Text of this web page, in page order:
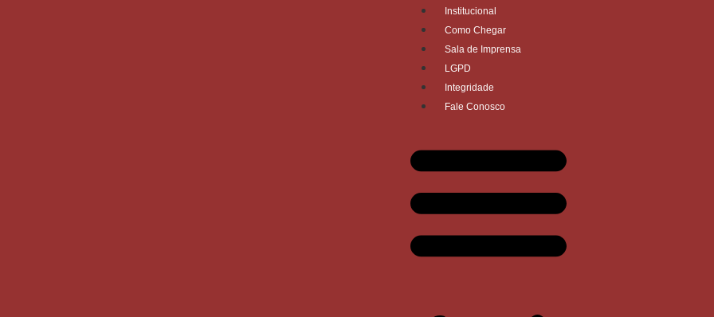
Institucional
Como Chegar
Sala de Imprensa
LGPD
Integridade
Fale Conosco